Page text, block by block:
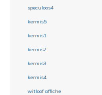
speculoos4
kermis5
kermis1
kermis2
kermis3
kermis4
witloof affiche